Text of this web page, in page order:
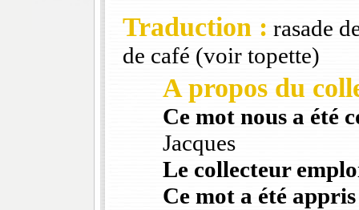
Traduction : rasade
de café (voir topette)
A propos du
Ce mot nous a été
Jacques
Le collecteur
Ce mot a été